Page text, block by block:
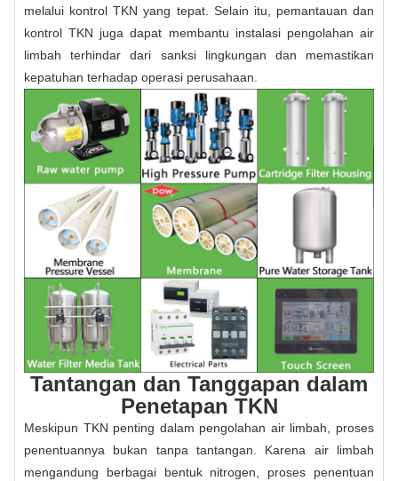
melalui kontrol TKN yang tepat. Selain itu, pemantauan dan
kontrol TKN juga dapat membantu instalasi pengolahan air
limbah terhindar dari sanksi lingkungan dan memastikan
kepatuhan terhadap operasi perusahaan.
Tantangan dan Tanggapan dalam
Penetapan TKN
Meskipun TKN penting dalam pengolahan air limbah, proses
penentuannya bukan tanpa tantangan. Karena air limbah
mengandung berbagai bentuk nitrogen, proses penentuan